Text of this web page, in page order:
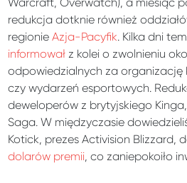
redukcja dotknie również
regionieAzja-Pacyfik. Kilka dni
informował z kolei o zwolnieniu
odpowiedzialnych za organizację
czy wydarzeń esportowych.
deweloperów z brytyjskiego
Saga. W międzyczasie
Kotick, prezes Activision Blizzard,
dolarów premii , co zaniepokoiło